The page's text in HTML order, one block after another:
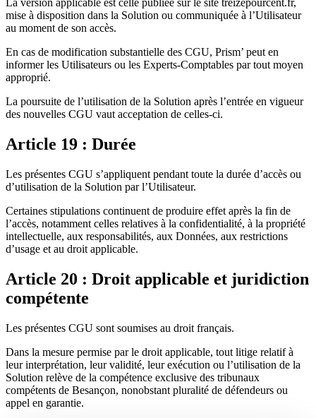
La version applicable est celle publiée sur le site treizepourcent.fr,
mise à disposition dans la Solution ou communiquée à l’Utilisateur
au moment de son accès.
En cas de modification substantielle des CGU, Prism’ peut en
informer les Utilisateurs ou les Experts-Comptables par tout moyen
approprié.
La poursuite de l’utilisation de la Solution après l’entrée en vigueur
des nouvelles CGU vaut acceptation de celles-ci.
Article 19 : Durée
Les présentes CGU s’appliquent pendant toute la durée d’accès ou
d’utilisation de la Solution par l’Utilisateur.
Certaines stipulations continuent de produire effet après la fin de
l’accès, notamment celles relatives à la confidentialité, à la propriété
intellectuelle, aux responsabilités, aux Données, aux restrictions
d’usage et au droit applicable.
Article 20 : Droit applicable et juridiction
compétente
Les présentes CGU sont soumises au droit français.
Dans la mesure permise par le droit applicable, tout litige relatif à
leur interprétation, leur validité, leur exécution ou l’utilisation de la
Solution relève de la compétence exclusive des tribunaux
compétents de Besançon, nonobstant pluralité de défendeurs ou
appel en garantie.